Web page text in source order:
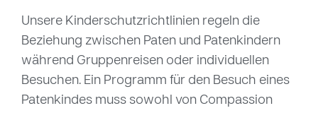
Unsere Kinderschutzrichtlinien regeln die
Beziehung zwischen Paten und Patenkindern
während Gruppenreisen oder individuellen
Besuchen. Ein Programm für den Besuch eines
Patenkindes muss sowohl von Compassion